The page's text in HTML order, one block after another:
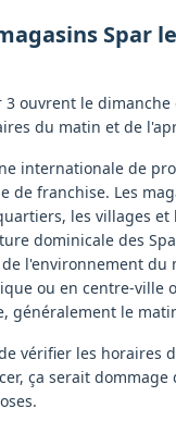
Spar
ouvrent le dimanche
du matin et de
internationale de
de franchise. Les
les villages et
dominicale des
l'environnement du
ou en centre-ville
généralement le
vérifier les horaires
ça serait dommage